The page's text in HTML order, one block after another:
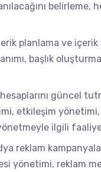
belirleme,
planlama ve
başlık
güncel
etkileşim
yönetmeyle ilgili
reklam
yönetimi, reklam